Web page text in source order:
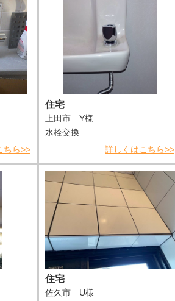
ちら>>
住宅
上田市 Y様
水栓交換
詳しくはこちら>>
住宅
佐久市 U様